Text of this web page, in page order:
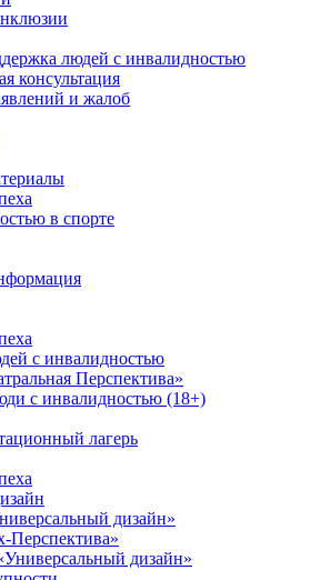
людей с инвалидностью
консультация
и жалоб
в спорте
с инвалидностью
Перспектива»
с инвалидностью (18+)
лагерь
дизайн»
дизайн»